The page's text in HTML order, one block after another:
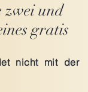
zwei und
gratis
nicht mit der